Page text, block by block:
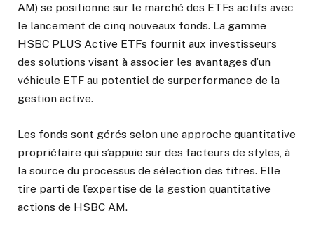
AM) se positionne sur le marché des ETFs actifs avec
le lancement de cinq nouveaux fonds. La gamme
HSBC PLUS Active ETFs fournit aux investisseurs
des solutions visant à associer les avantages d’un
véhicule ETF au potentiel de surperformance de la
gestion active.
Les fonds sont gérés selon une approche quantitative
propriétaire qui s’appuie sur des facteurs de styles, à
la source du processus de sélection des titres. Elle
tire parti de l’expertise de la gestion quantitative
actions de HSBC AM.